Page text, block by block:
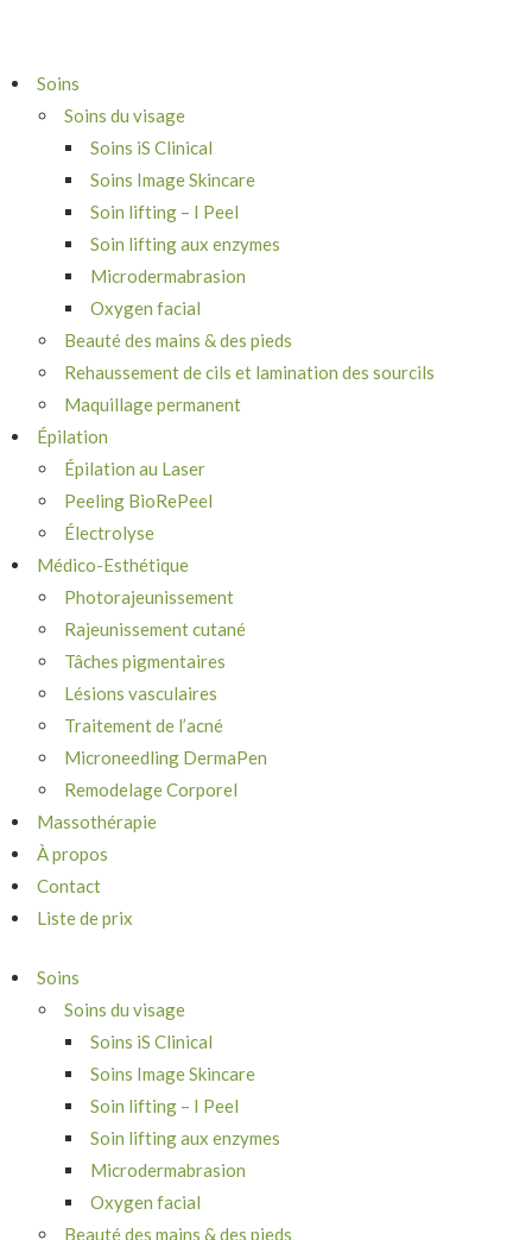
Soins
Soins du visage
Soins iS Clinical
Soins Image Skincare
Soin lifting – I Peel
Soin lifting aux enzymes
Microdermabrasion
Oxygen facial
Beauté des mains & des pieds
Rehaussement de cils et lamination des sourcils
Maquillage permanent
Épilation
Épilation au Laser
Peeling BioRePeel
Électrolyse
Médico-Esthétique
Photorajeunissement
Rajeunissement cutané
Tâches pigmentaires
Lésions vasculaires
Traitement de l’acné
Microneedling DermaPen
Remodelage Corporel
Massothérapie
À propos
Contact
Liste de prix
Soins
Soins du visage
Soins iS Clinical
Soins Image Skincare
Soin lifting – I Peel
Soin lifting aux enzymes
Microdermabrasion
Oxygen facial
Beauté des mains & des pieds